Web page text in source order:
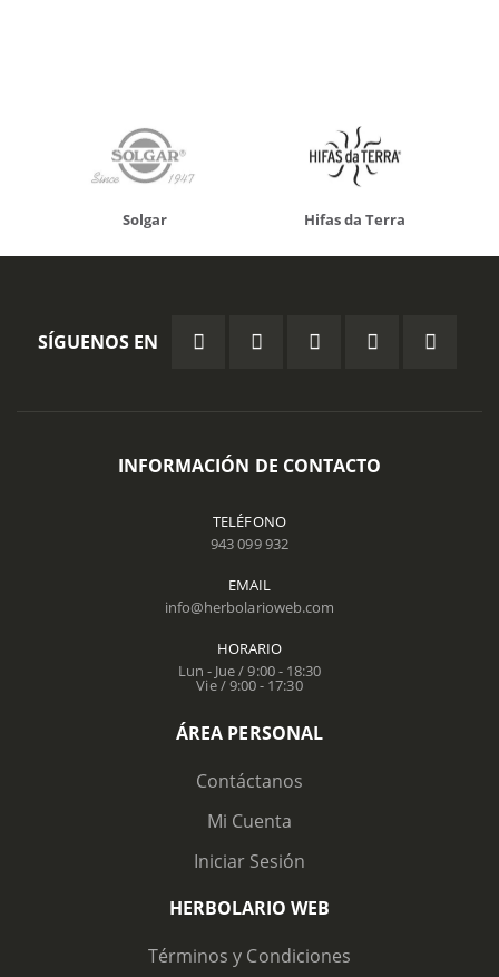
Solgar Hifas da Terra
SÍGUENOS EN
INFORMACIÓN DE CONTACTO
TELÉFONO
943 099 932
EMAIL
info@herbolarioweb.com
HORARIO
Lun - Jue / 9:00 - 18:30
Vie / 9:00 - 17:30
ÁREA PERSONAL
Contáctanos
Mi Cuenta
Iniciar Sesión
HERBOLARIO WEB
Términos y Condiciones